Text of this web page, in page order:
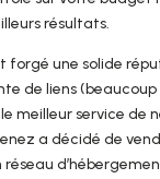
résultats.
forgé une solide
de liens
meilleur service de
a décidé de